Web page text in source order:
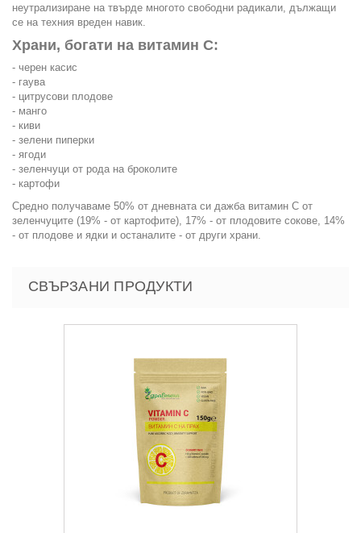
неутрализиране на твърде многото свободни радикали, дължащи
се на техния вреден навик.
Храни, богати на витамин С:
- черен касис
- гаува
- цитрусови плодове
- манго
- киви
- зелени пиперки
- ягоди
- зеленчуци от рода на броколите
- картофи
Средно получаваме 50% от дневната си дажба витамин С от
зеленчуците (19% - от картофите), 17% - от плодовите сокове, 14%
- от плодове и ядки и останалите - от други храни.
СВЪРЗАНИ ПРОДУКТИ